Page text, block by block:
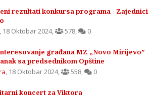
rezultati konkursa programa - Zajednici
, 18 Oktobar 2024, 578, 0
građana MZ „Novo Mirijevo”
sa predsednikom Opštine
, 18 Oktobar 2024, 558, 0
koncert za Viktora